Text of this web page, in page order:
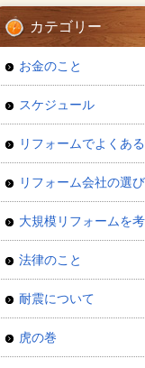
カテゴリー
お金のこと
スケジュール
リフォームでよくあ
リフォーム会社の選
大規模リフォームを
法律のこと
耐震について
虎の巻